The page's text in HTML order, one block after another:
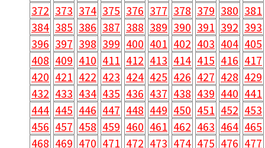
372 373 374 375 376 377 378 379 380 381
384 385 386 387 388 389 390 391 392 393
396 397 398 399 400 401 402 403 404 405
408 409 410 411 412 413 414 415 416 417
420 421 422 423 424 425 426 427 428 429
432 433 434 435 436 437 438 439 440 441
444 445 446 447 448 449 450 451 452 453
456 457 458 459 460 461 462 463 464 465
468 469 470 471 472 473 474 475 476 477